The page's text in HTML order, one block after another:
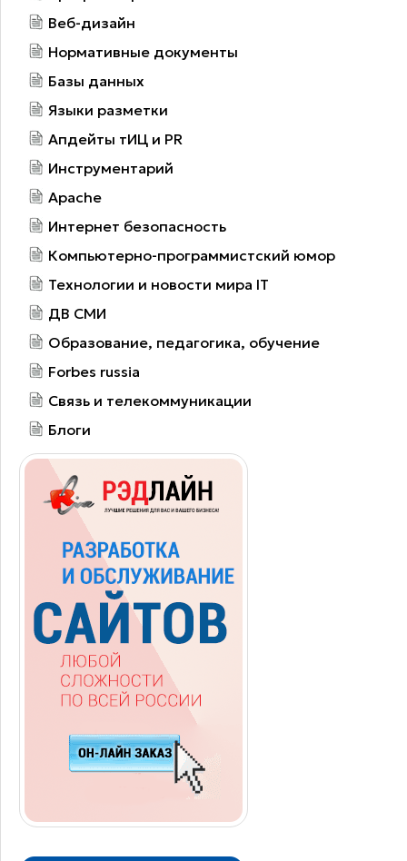
Веб-дизайн
Нормативные документы
Базы данных
Языки разметки
Апдейты тИЦ и PR
Инструментарий
Apache
Интернет безопасность
Компьютерно-программистский юмор
Технологии и новости мира IT
ДВ СМИ
Образование, педагогика, обучение
Forbes russia
Связь и телекоммуникации
Блоги